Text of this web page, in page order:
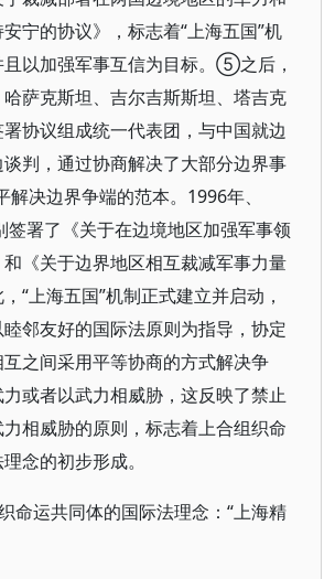
宁的协议》，标志着“上海五国”机
以加强军事互信为目标。⑤之后，
萨克斯坦、吉尔吉斯斯坦、塔吉克
协议组成统一代表团，与中国就边
判，通过协商解决了大部分边界事
决边界争端的范本。1996年、
签署了《关于在边境地区加强军事领
《关于边界地区相互裁减军事力量
“上海五国”机制正式建立并启动，
邻友好的国际法原则为指导，协定
之间采用平等协商的方式解决争
或者以武力相威胁，这反映了禁止
相威胁的原则，标志着上合组织命
念的初步形成。
命运共同体的国际法理念：“上海精